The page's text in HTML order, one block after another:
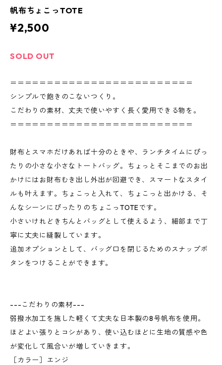
帆布ちょこっTOTE
¥2,500
SOLD OUT
＝＝＝＝＝＝＝＝＝＝＝＝＝＝＝＝＝＝＝＝＝＝＝＝＝
シンプルで飽きのこないつくり。
こだわりの素材、丈夫で使いやすく長く愛用できる物を。
＝＝＝＝＝＝＝＝＝＝＝＝＝＝＝＝＝＝＝＝＝＝＝＝＝
財布とスマホだけあれば十分のときや、ランチタイムにぴっ
たりの小さな小さなトートバッグ。ちょっとそこまでのお出
かけにはお財布むき出し外出が回避でき、スマートなスタイ
ルも叶えます。ちょこっと入れて、ちょこっと出かける、そ
んなシーンにぴったりのちょこっTOTEです。
小さいけれどきちんとバッグとして使えるよう、細部まで丁
寧に丈夫に縫製しています。
追加オプションとして、バッグ口を閉じるためのスナップボ
タンをつけることができます。
---こだわりの素材---
弱撥水加工を施した軽くて丈夫な日本製の8号帆布を使用。
ほどよい張りとコシがあり、使い込むほどに生地の質感や色
が変化して風合いが増していきます。
［カラー］エンジ